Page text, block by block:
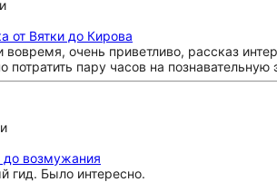
от Вятки до Кирова
вовремя, очень приветливо, рассказ
потратить пару часов на
до возмужания
гид. Было интересно.